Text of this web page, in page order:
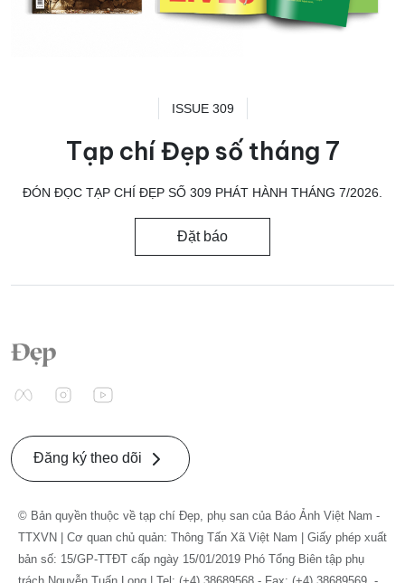
ISSUE 309
Tạp chí Đẹp số tháng 7
ĐÓN ĐỌC TẠP CHÍ ĐẸP SỐ 309 PHÁT HÀNH THÁNG 7/2026.
Đặt báo
Đăng ký theo dõi
© Bản quyền thuộc về tạp chí Đẹp, phụ san của Báo Ảnh Việt Nam -
TTXVN | Cơ quan chủ quản: Thông Tấn Xã Việt Nam | Giấy phép xuất
bản số: 15/GP-TTĐT cấp ngày 15/01/2019 Phó Tổng Biên tập phụ